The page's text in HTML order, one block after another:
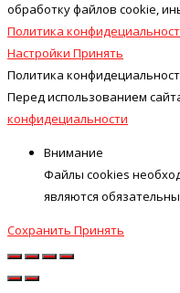
обработку файлов cookie,
Политика
Настройки Принять
Политика
Перед использованием
конфидециальности
Внимание
Файлы cookies
являются
Сохранить Принять